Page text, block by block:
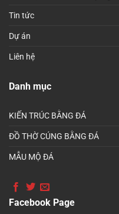
Tin tức
Dự án
Liên hệ
Danh mục
KIẾN TRÚC BẰNG ĐÁ
ĐỒ THỜ CÚNG BẰNG ĐÁ
MẪU MỘ ĐÁ
Facebook Page